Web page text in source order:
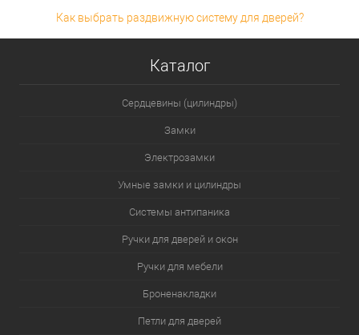
Как выбрать раздвижную систему для дверей?
Каталог
Сердцевины (цилиндры)
Замки
Электрозамки
Умные замки и цилиндры
Системы антипаника
Ручки для дверей и окон
Ручки для мебели
Броненакладки
Петли для дверей